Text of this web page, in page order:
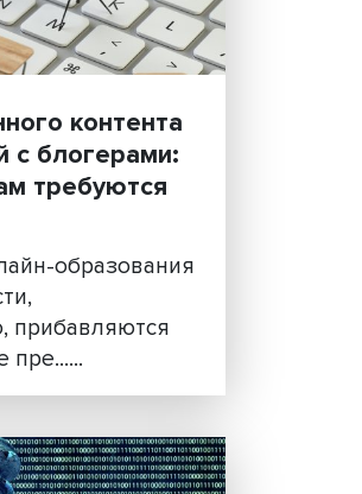
создания
отношений с
школам